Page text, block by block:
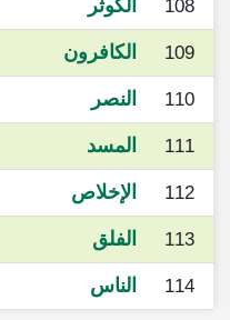
108 الكوثر
109 الكافرون
110 النصر
111 المسد
112 الإخلاص
113 الفلق
114 الناس